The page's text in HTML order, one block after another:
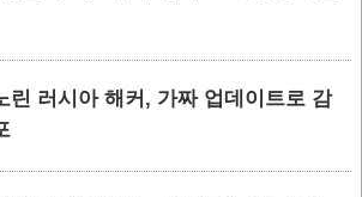
린 러시아 해커, 가짜 업데이트로 감